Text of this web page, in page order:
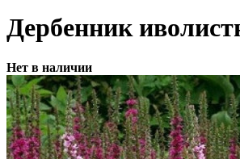
Дербенник
Нет в наличии